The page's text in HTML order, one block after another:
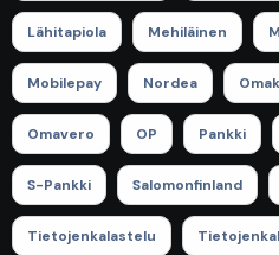
Lähitapiola Mehiläinen
Mobilepay Nordea
Omavero OP Pankki
S-Pankki Salomonfinland
Tietojenkalastelu